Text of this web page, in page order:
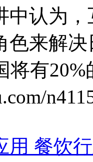
中认为
色来解
将有
用 餐饮